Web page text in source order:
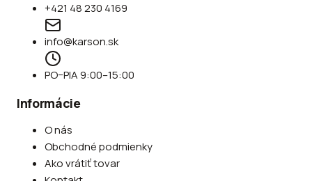
+421 48 230 4169
info@karson.sk
PO–PIA 9:00–15:00
Informácie
O nás
Obchodné podmienky
Ako vrátiť tovar